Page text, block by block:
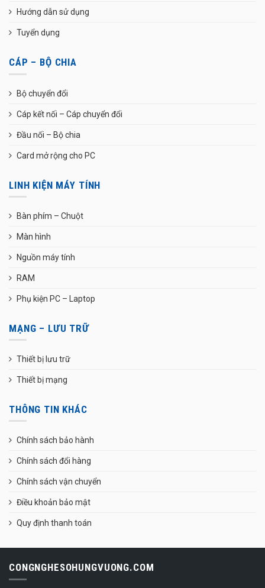
Hướng dẫn sử dụng
Tuyển dụng
CÁP – BỘ CHIA
Bộ chuyển đổi
Cáp kết nối – Cáp chuyển đổi
Đầu nối – Bộ chia
Card mở rộng cho PC
LINH KIỆN MÁY TÍNH
Bàn phím – Chuột
Màn hình
Nguồn máy tính
RAM
Phụ kiện PC – Laptop
MẠNG – LƯU TRỮ
Thiết bị lưu trữ
Thiết bị mạng
THÔNG TIN KHÁC
Chính sách bảo hành
Chính sách đổi hàng
Chính sách vận chuyển
Điều khoản bảo mật
Quy định thanh toán
CONGNGHESOHUNGVUONG.COM